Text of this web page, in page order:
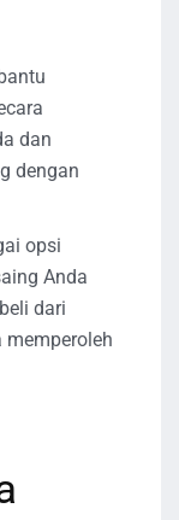
dan
dengan
opsi
Anda
dari
memperoleh